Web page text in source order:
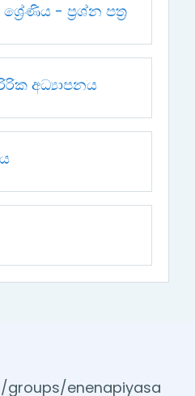
- ප්‍රශ්න පත්‍ර
අධ්‍යාපනය
groups/enenapiyasa